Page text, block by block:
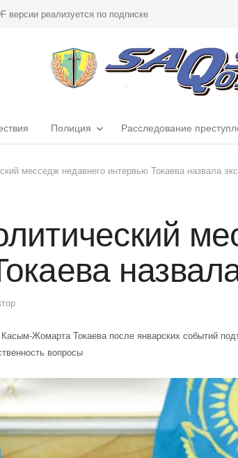
версии реализуется по подписке
Полиция Расследование
месседж недавнего интервью Токаева назвала
Жомарта Токаева после январских событий
вопросы